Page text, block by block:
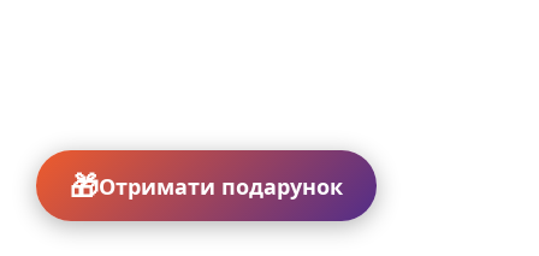
Отримати подарунок